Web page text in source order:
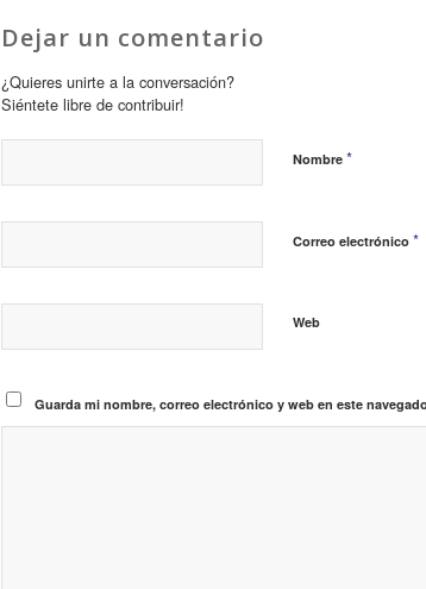
Dejar un comentario
¿Quieres unirte a la conversación?
Siéntete libre de contribuir!
Nombre *
Correo electrónico *
Web
Guarda mi nombre, correo electrónico y web en este